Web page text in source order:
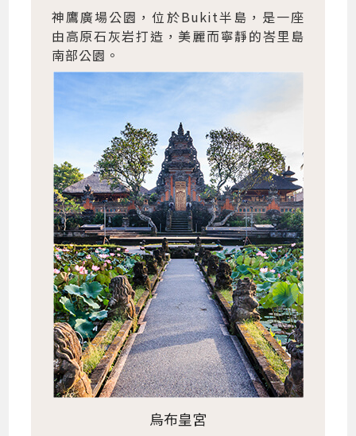
神鷹廣場公園，位於Bukit半島，是一座
由高原石灰岩打造，美麗而寧靜的峇里島
南部公園。
烏布皇宮